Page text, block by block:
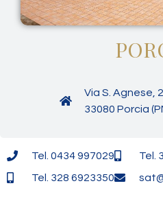
Via S. Agnese,
33080 Porcia
Tel. 0434 997029
Tel.
Tel. 328 6923350